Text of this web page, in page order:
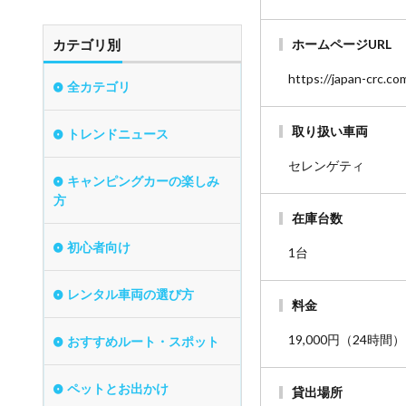
ホームページURL
https://japan-
取り扱い車両
セレンゲティ
在庫台数
1台
料金
19,000円（24時間
貸出場所
カテゴリ別
全カテゴリ
トレンドニュース
キャンピングカーの楽しみ
方
初心者向け
レンタル車両の選び方
おすすめルート・スポット
ペットとお出かけ